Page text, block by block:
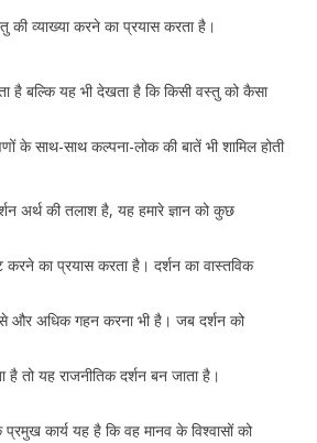
की व्याख्या करने का प्रयास करता है।
है बल्कि यह भी देखता है कि किसी वस्तु को कैसा
के साथ-साथ कल्पना-लोक की बातें भी शामिल होती
अर्थ की तलाश है, यह हमारे ज्ञान को कुछ
करने का प्रयास करता है। दर्शन का वास्तविक
और अधिक गहन करना भी है। जब दर्शन को
है तो यह राजनीतिक दर्शन बन जाता है।
प्रमुख कार्य यह है कि वह मानव के विश्वासों को